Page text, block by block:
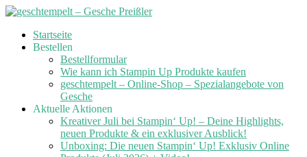
Skip
Startseite
Bestellen
Bestellformular
Wie kann ich Stampin Up Produkte kaufen
geschtempelt – Online-Shop – Spezialangebote von
Gesche
Aktuelle Aktionen
Kreativer Juli bei Stampin‘ Up! – Deine Highlights,
neuen Produkte & ein exklusiver Ausblick!
Unboxing: Die neuen Stampin‘ Up! Exklusiv Online